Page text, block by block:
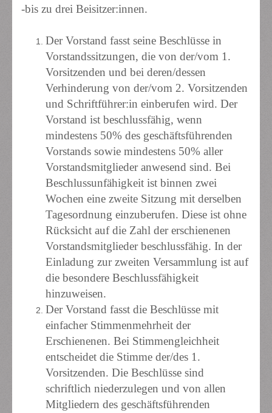
-bis zu drei Beisitzer:innen.
Der Vorstand fasst seine Beschlüsse in
Vorstandssitzungen, die von der/vom 1.
Vorsitzenden und bei deren/dessen
Verhinderung von der/vom 2. Vorsitzenden
und Schriftführer:in einberufen wird. Der
Vorstand ist beschlussfähig, wenn
mindestens 50% des geschäftsführenden
Vorstands sowie mindestens 50% aller
Vorstandsmitglieder anwesend sind. Bei
Beschlussunfähigkeit ist binnen zwei
Wochen eine zweite Sitzung mit derselben
Tagesordnung einzuberufen. Diese ist ohne
Rücksicht auf die Zahl der erschienenen
Vorstandsmitglieder beschlussfähig. In der
Einladung zur zweiten Versammlung ist auf
die besondere Beschlussfähigkeit
hinzuweisen.
Der Vorstand fasst die Beschlüsse mit
einfacher Stimmenmehrheit der
Erschienenen. Bei Stimmengleichheit
entscheidet die Stimme der/des 1.
Vorsitzenden. Die Beschlüsse sind
schriftlich niederzulegen und von allen
Mitgliedern des geschäftsführenden